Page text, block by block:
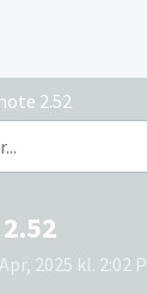
2.52
2025 kl. 2:02